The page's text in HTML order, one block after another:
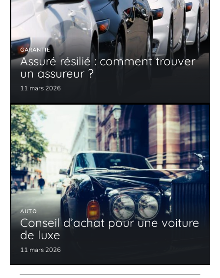
GARANTIE
Assuré résilié : comment trouver
un assureur ?
11 mars 2026
AUTO
Conseil d’achat pour une voiture
de luxe
11 mars 2026